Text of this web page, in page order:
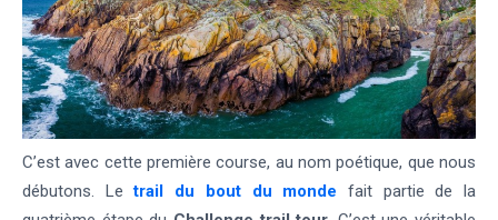
C’est avec cette première course, au nom poétique, que nous
débutons. Letrail du bout du monde fait partie de la